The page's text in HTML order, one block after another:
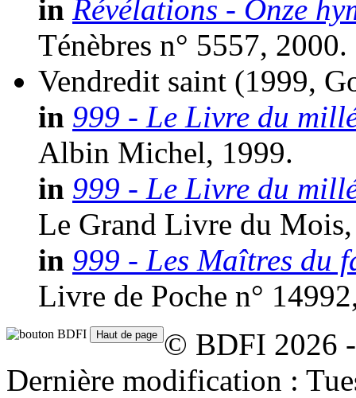
in Révélations - Onze
Ténèbres n° 5557, 2000.
Vendredit saint (1999,
in 999 - Le Livre du
Albin Michel, 1999.
in 999 - Le Livre du
Le Grand Livre du
in 999 - Les Maîtres du
Livre de Poche n°
© BDFI 2026
Dernière modification :